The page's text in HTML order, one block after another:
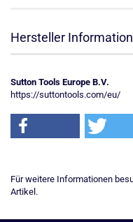
Hersteller
Sutton Tools Europe B.V.
https://suttontools.com/eu/
Für weitere Informationen
Artikel.